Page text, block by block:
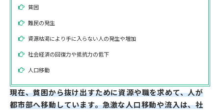
貧困
難民の発生
資源枯渇により手に入らない人の発生や増加
社会経済の回復力や抵抗力の低下
人口移動
現在、貧困から抜け出すために資源や職を求めて、人が
都市部へ移動しています。急激な人口移動や流入は、社